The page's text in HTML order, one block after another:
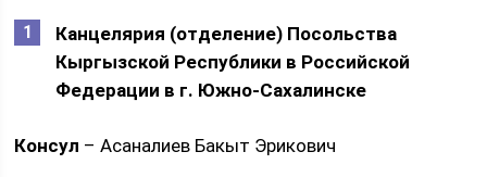
Канцелярия (отделение) Посольства
Кыргызской Республики в Российской
Федерации в г. Южно-Сахалинске
Консул – Асаналиев Бакыт Эрикович